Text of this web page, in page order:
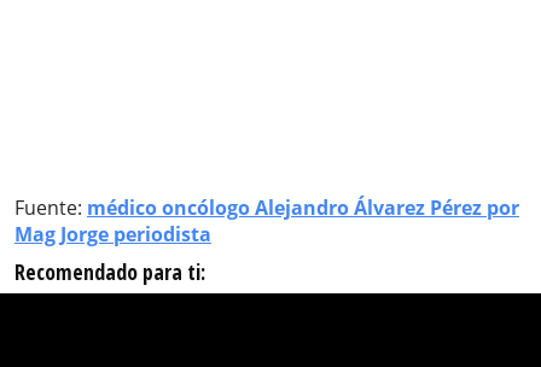
Fuente: médico oncólogo Alejandro Álvarez Pérez por
Mag Jorge periodista
Recomendado para ti: